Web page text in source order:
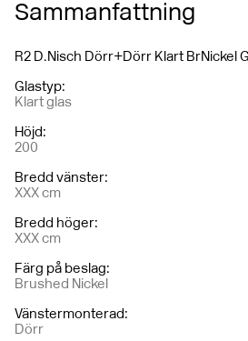
Sammanfattning
R2 D.Nisch Dörr+Dörr Klart BrNickel
Glastyp:
Klart glas
Höjd:
200
Bredd vänster:
XXX cm
Bredd höger:
XXX cm
Färg på beslag:
Brushed Nickel
Vänstermonterad:
Dörr